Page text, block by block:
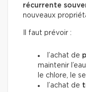
récurrente
nouveaux
Il faut prévoir :
l’achat de
maintenir
le chlore, le sel
l’achat de